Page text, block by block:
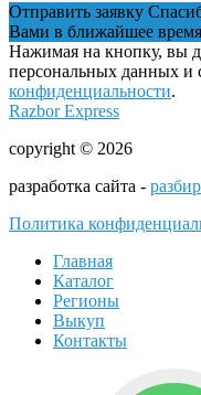
Отправить заявку
Вами в ближайшее
Нажимая на кнопку, вы
персональных данных и
конфиденциальности.
Razbor Express
copyright © 2026
разработка сайта -
Политика
Главная
Каталог
Регионы
Выкуп
Контакты